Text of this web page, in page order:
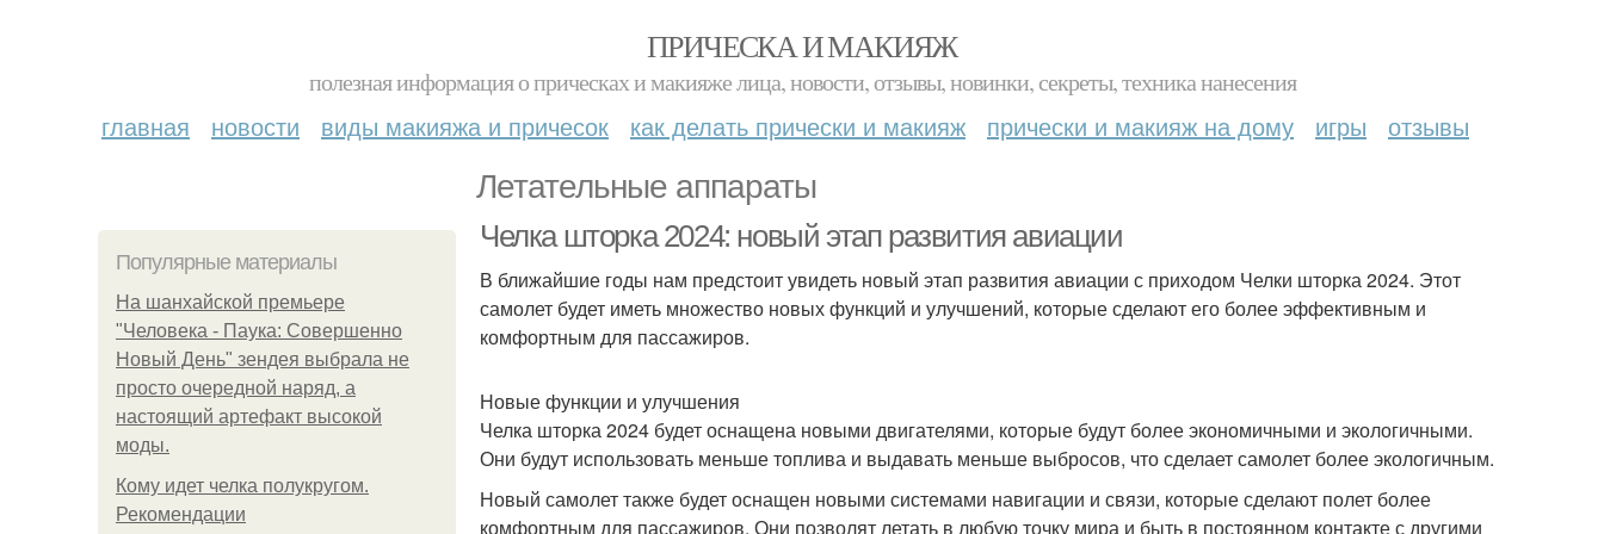
ПРИЧЕСКА И МАКИЯЖ
полезная информация о прическах и макияже лица, новости, отзывы, новинки, секреты, техника нанесения
главная новости виды макияжа и причесок как делать прически и макияж прически и макияж на дому игры отзывы
Летательные аппараты
Популярные материалы
На шанхайской премьере
"Человека - Паука: Совершенно
Новый День" зендея выбрала не
просто очередной наряд, а
настоящий артефакт высокой
моды.
Кому идет челка полукругом.
Рекомендации
Челка шторка 2024: новый этап развития авиации
В ближайшие годы нам предстоит увидеть новый этап развития авиации с приходом Челки шторка 2024. Этот
самолет будет иметь множество новых функций и улучшений, которые сделают его более эффективным и
комфортным для пассажиров.
Новые функции и улучшения
Челка шторка 2024 будет оснащена новыми двигателями, которые будут более экономичными и экологичными.
Они будут использовать меньше топлива и выдавать меньше выбросов, что сделает самолет более экологичным.
Новый самолет также будет оснащен новыми системами навигации и связи, которые сделают полет более
комфортным для пассажиров. Они позволят летать в любую точку мира и быть в постоянном контакте с другими